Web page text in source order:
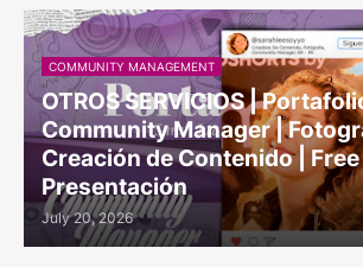
COMMUNITY MANAGEMENT
OTROS SERVICIOS |
Community Manager |
Creación de Contenido | Free
Presentación
July 20, 2026